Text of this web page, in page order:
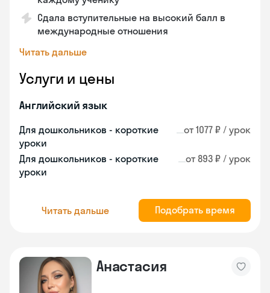
Сдала вступительные на высокий балл в
международные отношения
Читать дальше
Услуги и цены
Английский язык
Для дошкольников - короткие
уроки
от 1077 ₽ / урок
Для дошкольников - короткие
уроки
от 893 ₽ / урок
Читать дальше Подобрать время
Анастасия